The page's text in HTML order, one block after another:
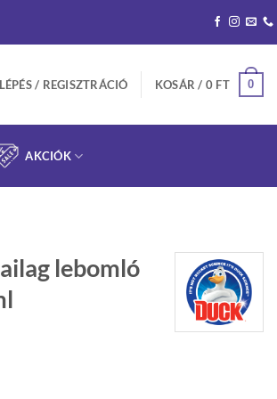
/ REGISZTRÁCIÓ KOSÁR / 0 FT 0
AKCIÓK
lebomló